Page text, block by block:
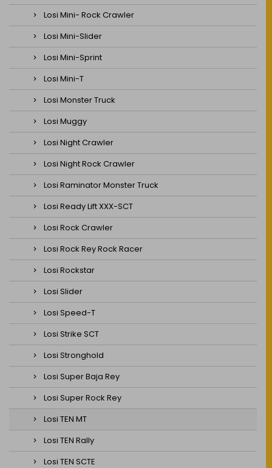
Losi Mini- Rock Crawler
Losi Mini-Slider
Losi Mini-Sprint
Losi Mini-T
Losi Monster Truck
Losi Muggy
Losi Night Crawler
Losi Night Rock Crawler
Losi Raminator Monster Truck
Losi Ready Lift XXX-SCT
Losi Rock Crawler
Losi Rock Rey Rock Racer
Losi Rockstar
Losi Slider
Losi Speed-T
Losi Strike SCT
Losi Stronghold
Losi Super Baja Rey
Losi Super Rock Rey
Losi TEN MT
Losi TEN Rally
Losi TEN SCTE